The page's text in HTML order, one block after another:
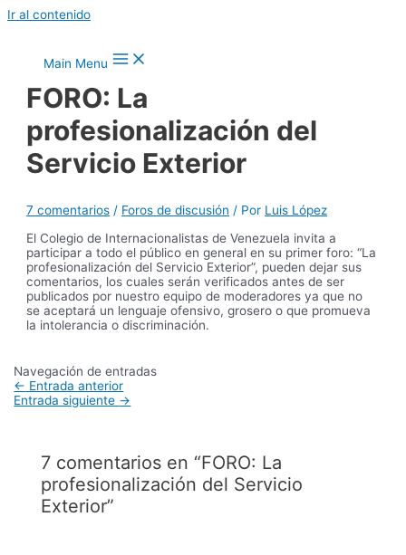
Ir al contenido
Main Menu
FORO: La
profesionalización del
Servicio Exterior
7 comentarios / Foros de discusión / Por Luis López
El Colegio de Internacionalistas de Venezuela invita a
participar a todo el público en general en su primer foro: “La
profesionalización del Servicio Exterior”, pueden dejar sus
comentarios, los cuales serán verificados antes de ser
publicados por nuestro equipo de moderadores ya que no
se aceptará un lenguaje ofensivo, grosero o que promueva
la intolerancia o discriminación.
Navegación de entradas
← Entrada anterior
Entrada siguiente →
7 comentarios en “FORO: La
profesionalización del Servicio
Exterior”